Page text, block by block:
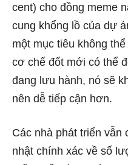
cent) cho đồng meme
cung khổng lồ của dự
một mục tiêu không
cơ chế đốt mới có thể
đang lưu hành, nó sẽ
nên dễ tiếp cận hơn.
Các nhà phát triển vẫn
nhật chính xác về số